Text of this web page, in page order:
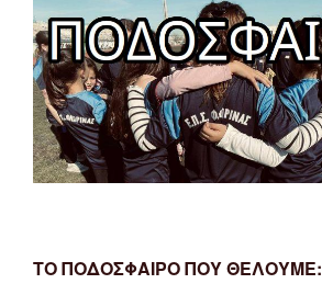
ΤΟ ΠΟΔΟΣΦΑΙΡΟ ΠΟΥ ΘΕΛΟΥΜΕ: